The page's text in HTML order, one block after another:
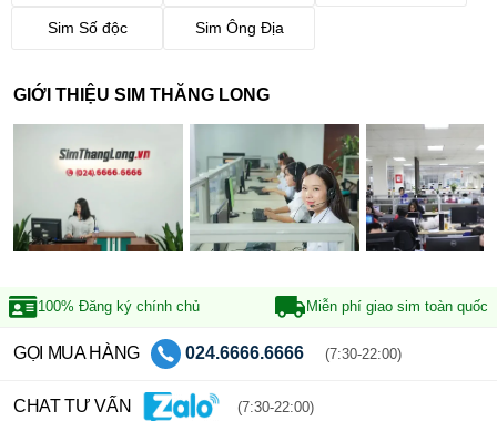
Sim Số độc Sim Ông Địa
GIỚI THIỆU SIM THĂNG LONG
100% Đăng ký chính chủ Miễn phí giao sim toàn quốc
GỌI MUA HÀNG 024.6666.6666 (7:30-22:00)
CHAT TƯ VẤN (7:30-22:00)